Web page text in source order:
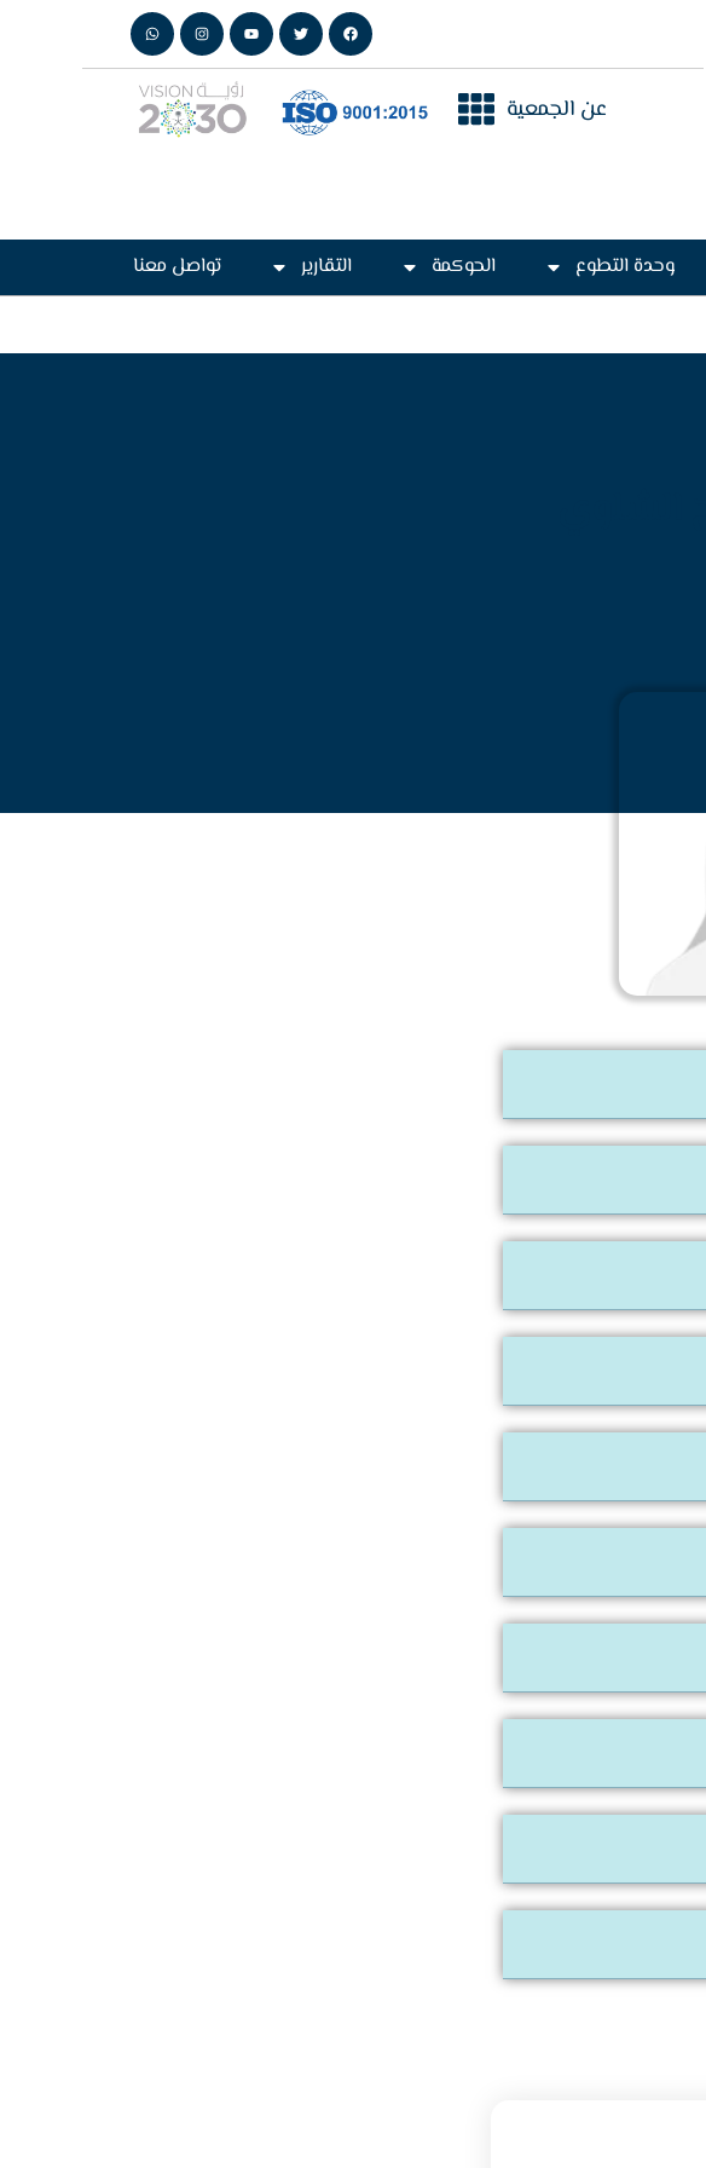
عن الجمعية
وحدة التطوع الحوكمة التقارير تواصل معنا